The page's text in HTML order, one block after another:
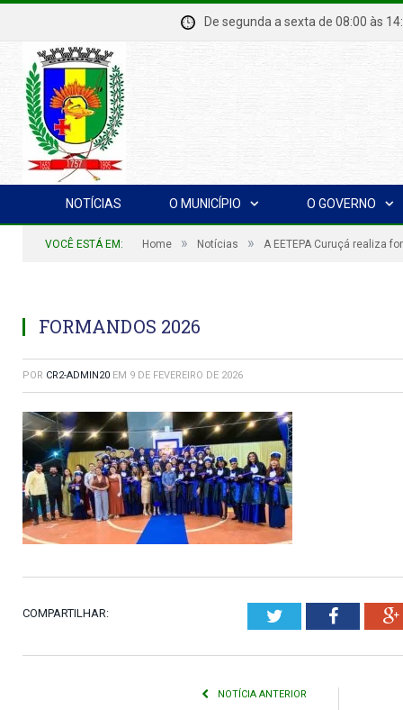
De segunda a sexta de 08:00
NOTÍCIAS O MUNICÍPIO O GOVERNO
VOCÊ ESTÁ EM: Home » Notícias » A EETEPA Curuçá realiza
FORMANDOS 2026
POR CR2-ADMIN20 EM 9 DE FEVEREIRO DE 2026
COMPARTILHAR: Twitter
NOTÍCIA ANTERIOR